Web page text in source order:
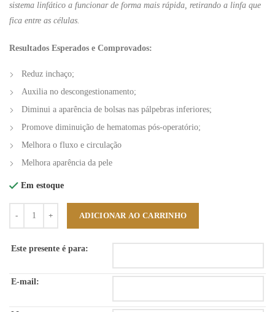
sistema linfático a funcionar de forma mais rápida, retirando a linfa que
fica entre as células.
Resultados Esperados e Comprovados:
Reduz inchaço;
Auxilia no descongestionamento;
Diminui a aparência de bolsas nas pálpebras inferiores;
Promove diminuição de hematomas pós-operatório;
Melhora o fluxo e circulação
Melhora aparência da pele
Em estoque
ADICIONAR AO CARRINHO
Este presente é para:
E-mail: